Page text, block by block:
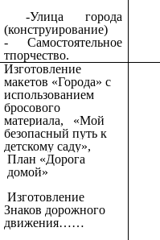
-Улица города
(конструирование)
- Самостоятельное
тпорчество.
Изготовление
макетов «Города» с
использованием
бросового
материала,
«Мой
безопасный путь к
детскому саду»,
План «Дорога
домой»
Изготовление
Знаков дорожного
движения……